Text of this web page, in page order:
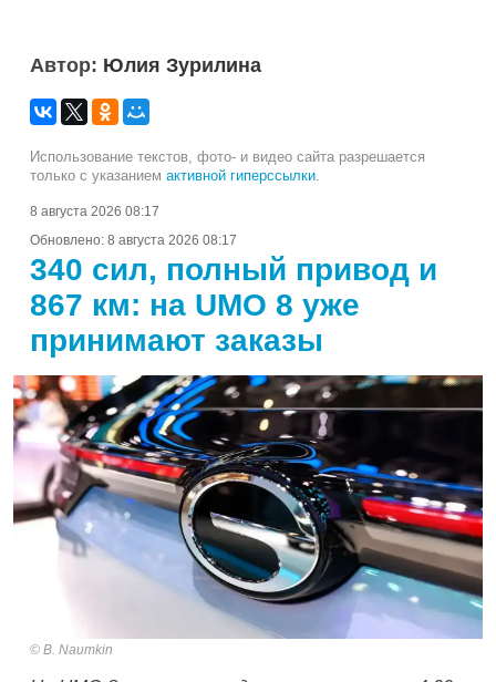
Автор: Юлия Зурилина
Использование текстов, фото- и видео сайта разрешается
только с указанием активной гиперссылки
8 августа 2026 08:17
Обновлено: 8 августа 2026 08:17
340 сил, полный привод и
867 км: на UMO 8 уже
принимают заказы
B. Naumkin